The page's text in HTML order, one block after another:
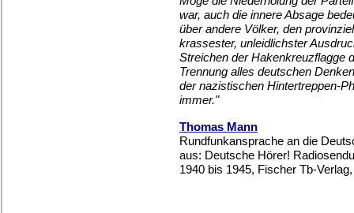
war, auch die innere Absage
über andere Völker, den
krassester, unleidlichster
Streichen der Hakenkreuzflagge
Trennung alles deutschen
der nazistischen Hintertreppen-
immer."
Thomas Mann
Rundfunkansprache an die
aus: Deutsche Hörer!
1940 bis 1945, Fischer Tb-